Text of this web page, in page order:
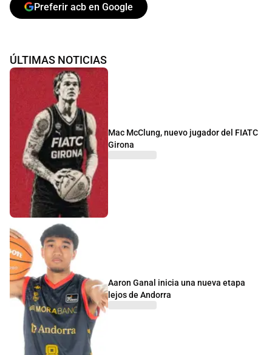
Preferir acb en Google
ÚLTIMAS NOTICIAS
Mac McClung, nuevo jugador del FIATC
Girona
Aaron Ganal inicia una nueva etapa
lejos de Andorra